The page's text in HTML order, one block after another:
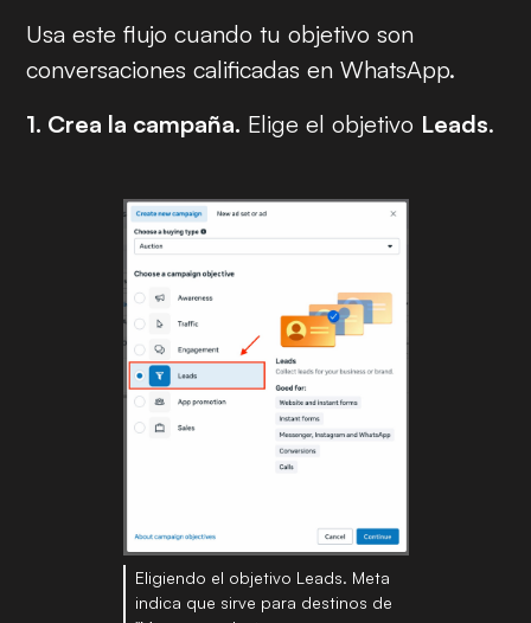
Usa este flujo cuando tu objetivo son
conversaciones calificadas en WhatsApp.
1. Crea la campaña. Elige el objetivo Leads.
Eligiendo el objetivo Leads. Meta
indica que sirve para destinos de